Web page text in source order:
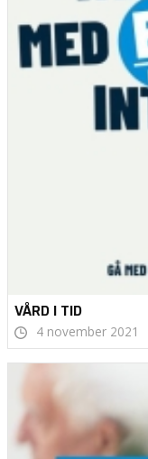
VÅRD I TID
4 november 2021